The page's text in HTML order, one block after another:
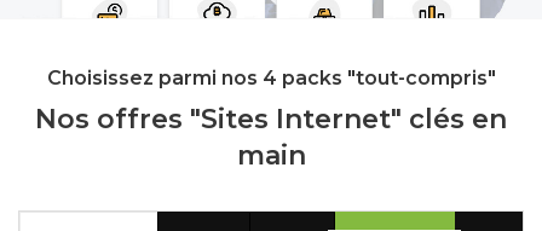
2021 |Création du site Internet
Choisissez parmi nos 4 packs "tout-compris"
Nos offres "Sites Internet" clés en
main